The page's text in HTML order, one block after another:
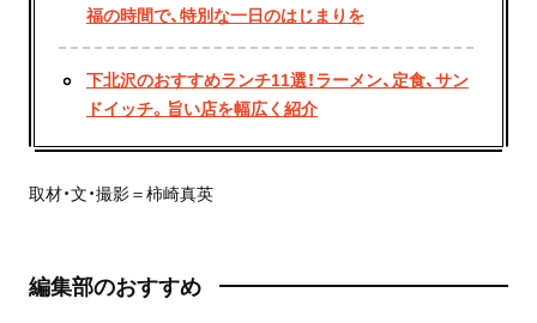
福の時間で、特別な一日のはじまりを
下北沢のおすすめランチ11選！ラーメン、定食、サン
ドイッチ。旨い店を幅広く紹介
取材・文・撮影＝柿崎真英
編集部のおすすめ